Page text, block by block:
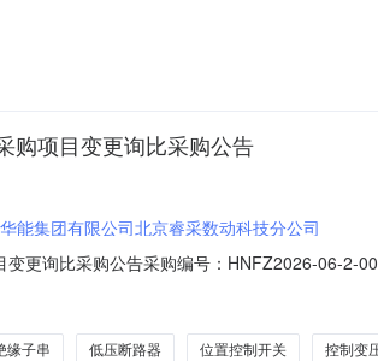
购项目变更询比采购公告
能集团有限公司北京睿采数动科技分公司
更询比采购公告采购编号：HNFZ2026-06-2-
，详见采购清单。2.2采购范围序号计划号物
缘子串 低压断路器 位置控制开关 控制变